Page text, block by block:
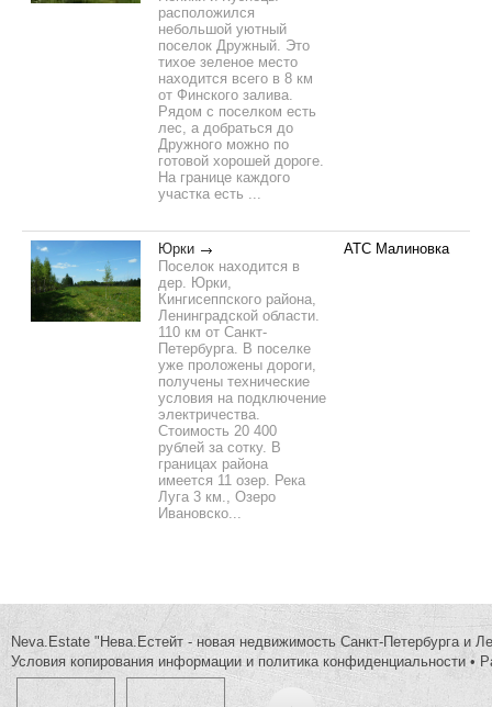
расположился
небольшой уютный
поселок Дружный. Это
тихое зеленое место
находится всего в 8 км
от Финского залива.
Рядом с поселком есть
лес, а добраться до
Дружного можно по
готовой хорошей дороге.
На границе каждого
участка есть ...
Юрки
Поселок находится в
дер. Юрки,
Кингисеппского района,
Ленинградской области.
110 км от Санкт-
Петербурга. В поселке
уже проложены дороги,
получены технические
условия на подключение
электричества.
Стоимость 20 400
рублей за сотку. В
границах района
имеется 11 озер. Река
Луга 3 км., Озеро
Ивановско...
АТС Малиновка
Neva.Estate "Нева.Естейт - новая недвижимость Санкт-Петербурга и
Условия копирования информации и политика конфиденциальности •